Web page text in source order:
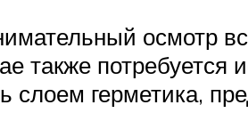
осмотр
также потребуется
слоем герметика,